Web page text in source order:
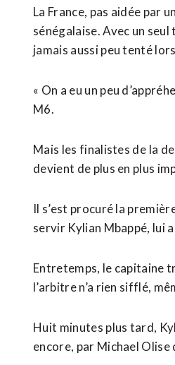
La France, pas aidée par
sénégalaise. Avec un
jamais aussi peu tenté
« On a eu un peu
M6.
Mais les finalistes de ⁠la
devient de plus en plus
Il s’est procuré la
servir Kylian Mbappé, lui
Entretemps, le capitaine
l’arbitre n’a rien sifflé,
Huit minutes plus tard,
encore, par Michael